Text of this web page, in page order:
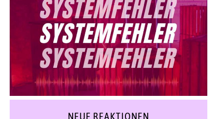
NEUE REAKTIONEN